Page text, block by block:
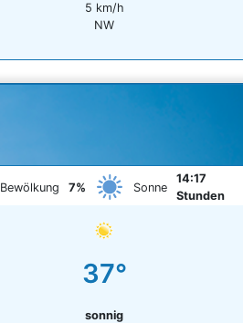
5 km/h
NW
Bewölkung 7% Sonne
14:17
Stunden
37°
sonnig